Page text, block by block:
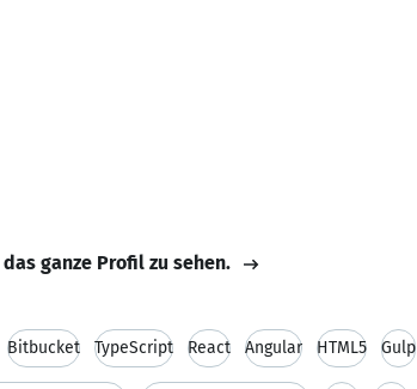
ganze Profil zu sehen.
Bitbucket TypeScript React Angular HTML5 Gulp